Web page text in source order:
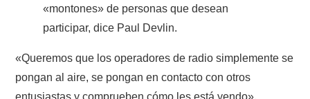
«montones» de personas que desean
participar, dice Paul Devlin.
«Queremos que los operadores de radio simplemente se
pongan al aire, se pongan en contacto con otros
entusiastas y comprueben cómo les está yendo».